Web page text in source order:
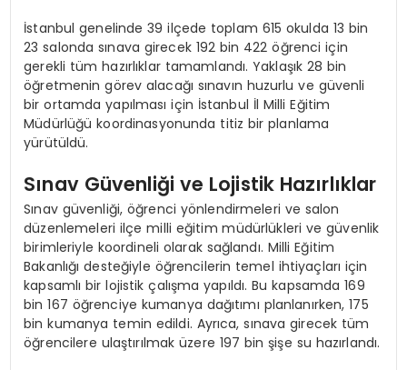
İstanbul genelinde 39 ilçede toplam 615 okulda 13 bin
23 salonda sınava girecek 192 bin 422 öğrenci için
gerekli tüm hazırlıklar tamamlandı. Yaklaşık 28 bin
öğretmenin görev alacağı sınavın huzurlu ve güvenli
bir ortamda yapılması için İstanbul İl Milli Eğitim
Müdürlüğü koordinasyonunda titiz bir planlama
yürütüldü.
Sınav Güvenliği ve Lojistik Hazırlıklar
Sınav güvenliği, öğrenci yönlendirmeleri ve salon
düzenlemeleri ilçe milli eğitim müdürlükleri ve güvenlik
birimleriyle koordineli olarak sağlandı. Milli Eğitim
Bakanlığı desteğiyle öğrencilerin temel ihtiyaçları için
kapsamlı bir lojistik çalışma yapıldı. Bu kapsamda 169
bin 167 öğrenciye kumanya dağıtımı planlanırken, 175
bin kumanya temin edildi. Ayrıca, sınava girecek tüm
öğrencilere ulaştırılmak üzere 197 bin şişe su hazırlandı.